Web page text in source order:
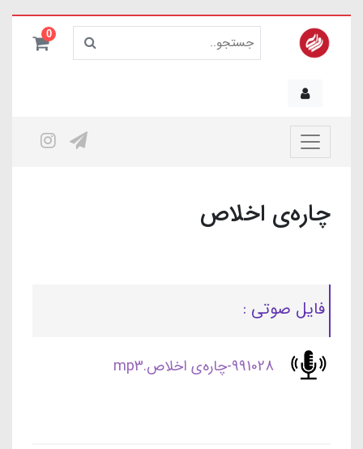
0
چاره‌ی اخلاص
فایل صوتی :
991028-چاره‌ی اخلاص.mp3